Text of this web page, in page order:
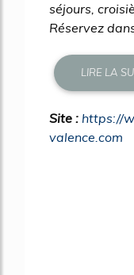
séjours,
Réservez
LIRE LA
Site : https://
valence.com